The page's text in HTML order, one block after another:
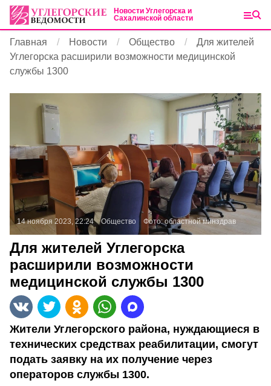
Новости Углегорска и
Сахалинской области
Главная Новости Общество
Для жителей
Углегорска расширили возможности медицинской
службы 1300
14 ноября 2023, 22:24 Общество Фото:областной минздрав
Для жителей Углегорска
расширили возможности
медицинской службы 1300
Жители Углегорского района, нуждающиеся в
технических средствах реабилитации, смогут
подать заявку на их получение через
операторов службы 1300.